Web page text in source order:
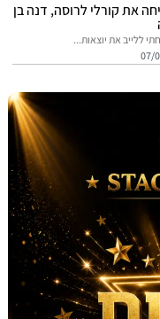
לרוסה, דנה בן
את יוצאות...